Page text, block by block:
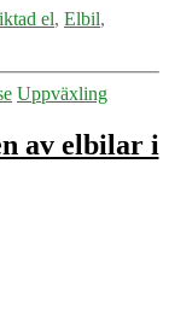
elnätet
el, Elbil,
Uppväxling
av elbilar i